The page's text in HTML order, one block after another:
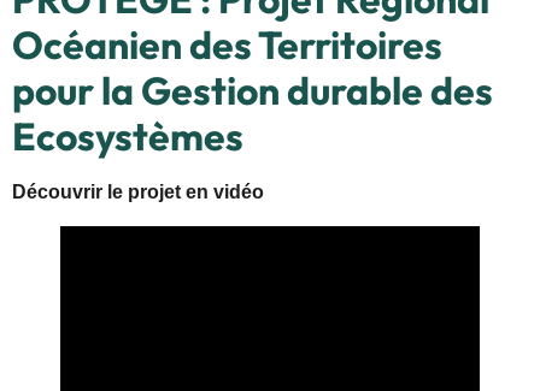
Océanien des Territoires
pour la Gestion durable des
Ecosystèmes
Découvrir le projet en vidéo